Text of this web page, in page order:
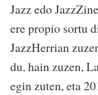
Jazz edo
ere propio sortu
JazzHerrian
du, hain zuzen,
egin zuten, eta